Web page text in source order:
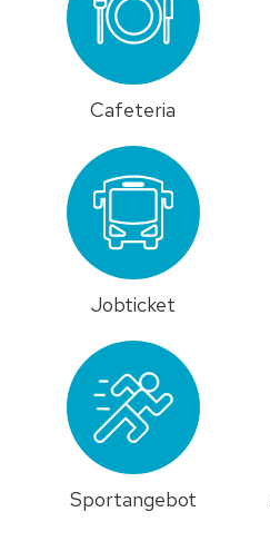
Cafeteria
Jobticket
Sportangebot